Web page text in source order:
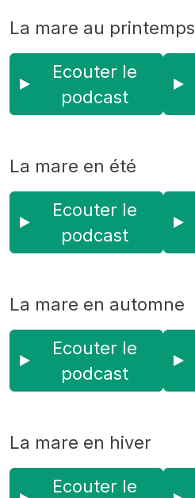
La mare au printemps
Ecouter le
podcast
La mare en été
Ecouter le
podcast
La mare en automne
Ecouter le
podcast
La mare en hiver
Ecouter le